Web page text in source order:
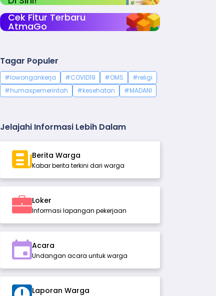
Cek Fitur Terbaru
AtmaGo
Tagar Populer
#lowongankerja #COVID19 #OMS
#religi
#humaspemerintah
#kesehatan #MADANI
Jelajahi Informasi Lebih Dalam
Berita Warga
Kabar berita terkini dari warga
Loker
Informasi lapangan pekerjaan
Acara
Undangan acara untuk warga
Laporan Warga